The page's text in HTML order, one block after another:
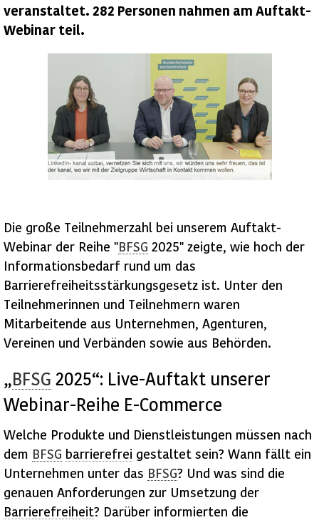
veranstaltet. 282 Personen nahmen am Auftakt-
Webinar teil.
Die große Teilnehmerzahl bei unserem Auftakt-
Webinar der Reihe "BFSG 2025" zeigte, wie hoch der
Informationsbedarf rund um das
Barrierefreiheitsstärkungsgesetz ist. Unter den
Teilnehmerinnen und Teilnehmern waren
Mitarbeitende aus Unternehmen, Agenturen,
Vereinen und Verbänden sowie aus Behörden.
„BFSG 2025“: Live-Auftakt unserer
Webinar-Reihe E-Commerce
Welche Produkte und Dienstleistungen müssen nach
dem BFSG barrierefrei gestaltet sein? Wann fällt ein
Unternehmen unter das BFSG? Und was sind die
genauen Anforderungen zur Umsetzung der
Barrierefreiheit? Darüber informierten die